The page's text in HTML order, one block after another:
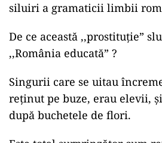
siluiri a gramaticii limbii
De ce această ,,prostituție”
,,România educată” ?
Singurii care se uitau
reținut pe buze, erau elevii,
după buchetele de flori.